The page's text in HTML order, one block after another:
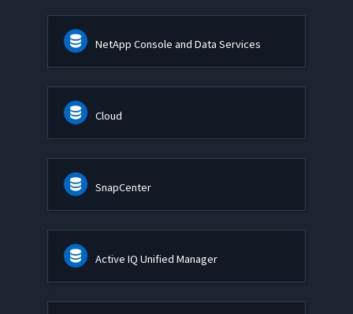
NetApp Console and Data Services
Cloud
SnapCenter
Active IQ Unified Manager